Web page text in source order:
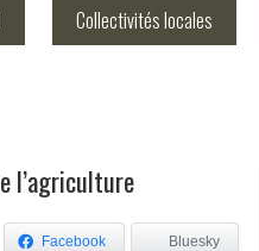
Collectivités locales
l’agriculture
Facebook Bluesky